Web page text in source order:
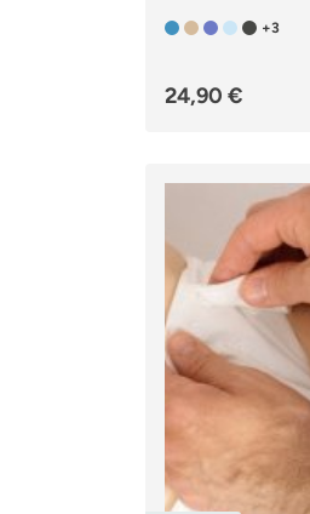
+3
Regulärer Preis:
24,90 €